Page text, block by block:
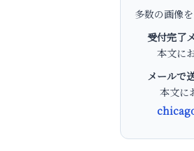
多数の画像
受付完了
本文に
メールで
本文に